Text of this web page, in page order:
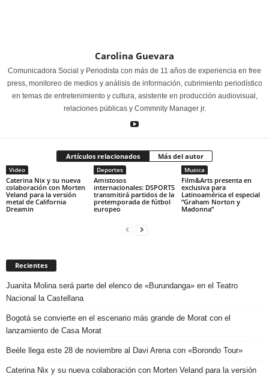
Carolina Guevara
Comunicadora Social y Periodista con más de 11 años de experiencia en free
press, monitoreo de medios y análisis de información, cubrimiento periodístico
en temas de entretenimiento y cultura, asistente en producción audiovisual,
relaciones públicas y Commnity Manager jr.
Artículos relacionados Más del autor
Video
Caterina Nix y su nueva
colaboración con Morten
Veland para la versión
metal de California
Dreamin
Deportes
Amistosos
internacionales: DSPORTS
transmitirá partidos de la
pretemporada de fútbol
europeo
Musica
Film&Arts presenta en
exclusiva para
Latinoamérica el especial
“Graham Norton y
Madonna”
Recientes
Juanita Molina será parte del elenco de «Burundanga» en el Teatro
Nacional la Castellana
Bogotá se convierte en el escenario más grande de Morat con el
lanzamiento de Casa Morat
Beéle llega este 28 de noviembre al Davi Arena con «Borondo Tour»
Caterina Nix y su nueva colaboración con Morten Veland para la versión